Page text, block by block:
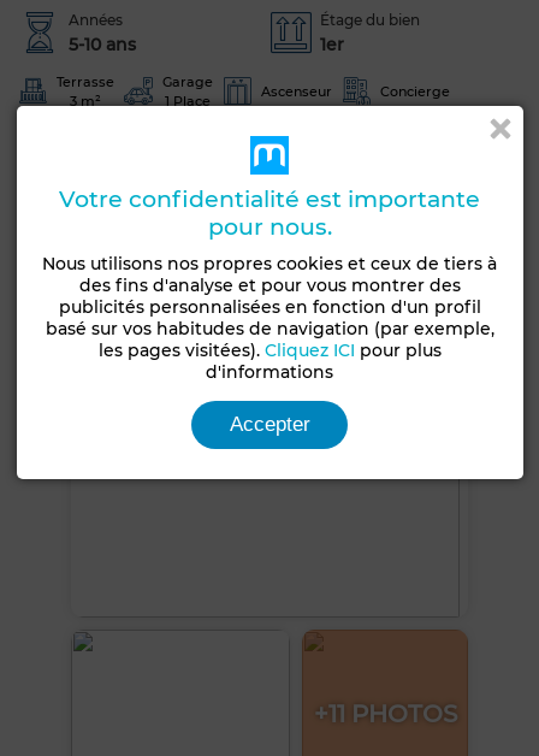
Années
5-10 ans
Étage du bien
1er
Terrasse
3 m²
Garage
1 Place
Ascenseur Concierge
Meublé
Climatisation
Réfrigérateur Four TV Machine à laver
Voir plus de photos
+11 PHOTOS
Votre confidentialité est importante
pour nous.
Nous utilisons nos propres cookies et ceux de tiers à
des fins d'analyse et pour vous montrer des
publicités personnalisées en fonction d'un profil
basé sur vos habitudes de navigation (par exemple,
les pages visitées). Cliquez ICI pour plus
d'informations
Accepter